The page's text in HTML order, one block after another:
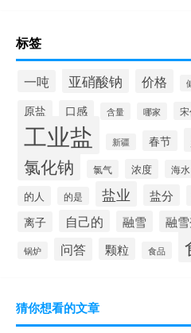
标签
一吨 亚硝酸钠 价格
原盐 口感 含量 哪家
工业盐 新疆 春节
氯化钠 氯气 浓度 海水
的人 的是 盐业 盐分
离子 自己的 融雪 融
锅炉 问答 颗粒 食品
猜你想看的文章